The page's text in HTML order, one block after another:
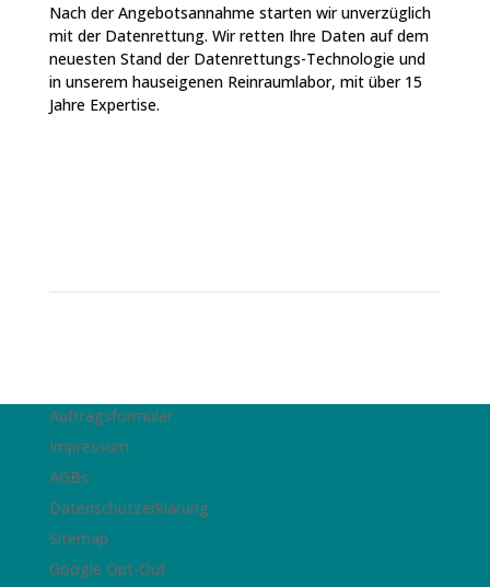
Nach der Angebotsannahme starten wir unverzüglich
mit der Datenrettung. Wir retten Ihre Daten auf dem
neuesten Stand der Datenrettungs-Technologie und
in unserem hauseigenen Reinraumlabor, mit über 15
Jahre Expertise.
Auftragsformular
Impressum
AGBs
Datenschutzerklärung
Sitemap
Google Opt-Out